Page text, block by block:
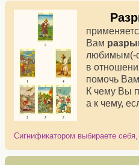
Вам
любимым(-
в
помочь
К чему Вы
а к чему,
Сигнификатором выбираете